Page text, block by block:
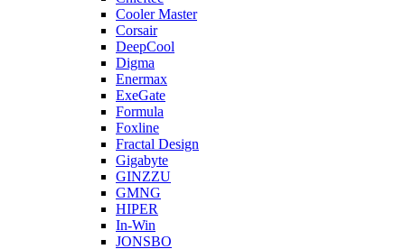
Cooler Master
Corsair
DeepCool
Digma
Enermax
ExeGate
Formula
Foxline
Fractal Design
Gigabyte
GINZZU
GMNG
HIPER
In-Win
JONSBO